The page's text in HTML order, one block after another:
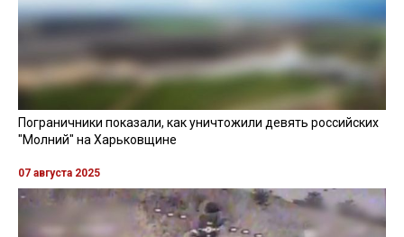
Пограничники показали, как уничтожили девять российских
"Молний" на Харьковщине
07 августа 2025